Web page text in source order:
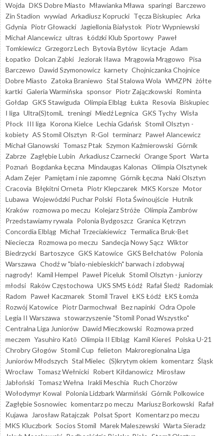
Wojda DKS Dobre Miasto Mławianka Mława sparingi Barczewo
Zin Stadion wywiad Arkadiusz Koprucki Tęcza Biskupiec Arka
Gdynia Piotr Głowacki Jagiellonia Białystok Piotr Wypniewski
Michał Alancewicz ultras Łódzki Klub Sportowy Paweł
Tomkiewicz Grzegorz Lech Bytovia Bytów licytacje Adam
Łopatko Dolcan Ząbki Jeziorak Iława Mrągowia Mrągowo Pisa
Barczewo Dawid Szymonowicz karnety Chojniczanka Chojnice
Dobre Miasto Zatoka Braniewo Stal Stalowa Wola WMZPN żółte
kartki Galeria Warmińska sponsor Piotr Zajączkowski Rominta
Gołdap GKS Stawiguda Olimpia Elbląg Łukta Resovia Biskupiec
I liga Ultra(S)tomiL treningi Miedź Legnica GKS Tychy Wisła
Płock III liga Korona Kielce Lechia Gdańsk Stomil Olsztyn -
kobiety AS Stomil Olsztyn R-Gol terminarz Paweł Alancewicz
Michał Glanowski Tomasz Ptak Szymon Kaźmierowski Górnik
Zabrze Zagłębie Lubin Arkadiusz Czarnecki Orange Sport Warta
Poznań Bogdanka Łęczna Mindaugas Kalonas Olimpia Olsztynek
Adam Zejer Pamiętam i nie zapomnę Górnik Łęczna Naki Olsztyn
Cracovia Błękitni Orneta Piotr Klepczarek MKS Korsze Motor
Lubawa Wojewódzki Puchar Polski Flota Świnoujście Hutnik
Kraków rozmowa po meczu Kolejarz Stróże Olimpia Zambrów
Przedstawiamy rywala Polonia Bydgoszcz Granica Kętrzyn
Concordia Elbląg Michał Trzeciakiewicz Termalica Bruk-Bet
Nieciecza Rozmowa po meczu Sandecja Nowy Sącz Wiktor
Biedrzycki Bartoszyce GKS Katowice GKS Bełchatów Polonia
Warszawa Chodź w "biało-niebieskich" barwach i zdobywaj
nagrody!
Kamil Hempel Paweł Piceluk Stomil Olsztyn - juniorzy
młodsi Raków Częstochowa UKS SMS Łódź Rafał Śledź Radomiak
Radom Paweł Kaczmarek Stomil Travel ŁKS Łódź ŁKS Łomża
Rozwój Katowice Piotr Darmochwał Bez napinki Odra Opole
Legia II Warszawa stowarzyszenie "Stomil Ponad Wszystko"
Centralna Liga Juniorów Dawid Mieczkowski Rozmowa przed
meczem Yasuhiro Katō Olimpia II Elbląg Kamil Kiereś Polska U-21
Chrobry Głogów Stomil Cup felieton Makroregionalna Liga
Juniorów Młodszych Stal Mielec (S)krytym okiem komentarz Śląsk
Wrocław Tomasz Wełnicki Robert Kiłdanowicz Mirosław
Jabłoński Tomasz Wełna Irakli Meschia Ruch Chorzów
Wołodymyr Kowal Polonia Lidzbark Warmiński Górnik Polkowice
Zagłębie Sosnowiec komentarz po meczu Mariusz Borkowski Rafał
Kujawa
Jarosław Ratajczak Polsat Sport Komentarz po meczu
MKS Kluczbork Socios Stomil Marek Maleszewski Warta Sieradz